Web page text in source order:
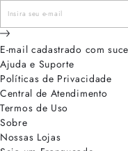
E-mail cadastrado com
Ajuda e Suporte
Políticas de Privacidade
Central de Atendimento
Termos de Uso
Sobre
Nossas Lojas